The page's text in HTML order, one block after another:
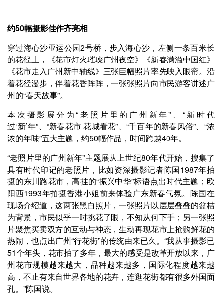
约50幅摄影佳作齐亮相
穿过海心沙亚运公园2号桥，步入海心沙，左侧一条百米长
的花径上，《花市灯火璀璨广州夜空》《新春满溢中国红》
《花市走入广州新中轴线》三张巨幅照片率先映入眼帘。沿
着花径漫步，伴着花香阵阵，一张张照片向市民游客讲述广
州的“春天故事”。
本次摄影展分为“老照片里的广州新年”、“新时代
过‘新’年”、“新春花市 花城看花”、“千百年的新春风俗”、“浓
浓的年味”五大主题，约50幅作品，时间跨越40年。
“老照片里的广州新年”主题展从上世纪80年代开始，搜集了
具有时代印记的老照片，比如资深摄影记者陈国1987年拍
摄的东川路花市，高挂的“振兴中华”标语点出时代主题；欧
阳西1993年拍摄香港小姐前来体验广东新春气氛。陈国在
现场介绍道，这两张黑白照片，一张照片以层层叠叠的盆桔
为背景，市民似乎一时挑花了眼，不知从何下手；另一张照
片聚焦买卖双方的互动与神态，生动再现花市上抢购鲜花的
热闹，也点出广州“行花街”的传统由来已久。“我从事摄影已
51个年头，花市拍了多年，最大的感受是改革开放以来，广
州花市规模越来越大，品种越来越多，国际化程度越来越
高，不止有来自世界各地的花卉，连逛花街都有很多外国面
孔。”陈国说。